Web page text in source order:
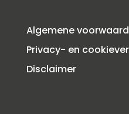
Algemene
Privacy- en
Disclaimer